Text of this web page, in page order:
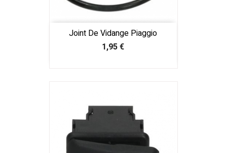
Joint De Vidange Piaggio
Prix
1,95 €